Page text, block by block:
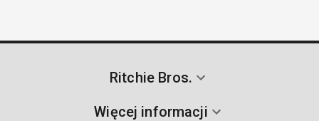
Ritchie Bros.
Więcej informacji